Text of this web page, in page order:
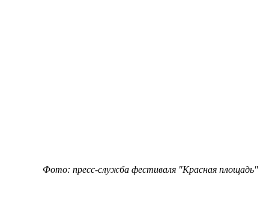
Фото: пресс-служба фестиваля "Красная площадь"